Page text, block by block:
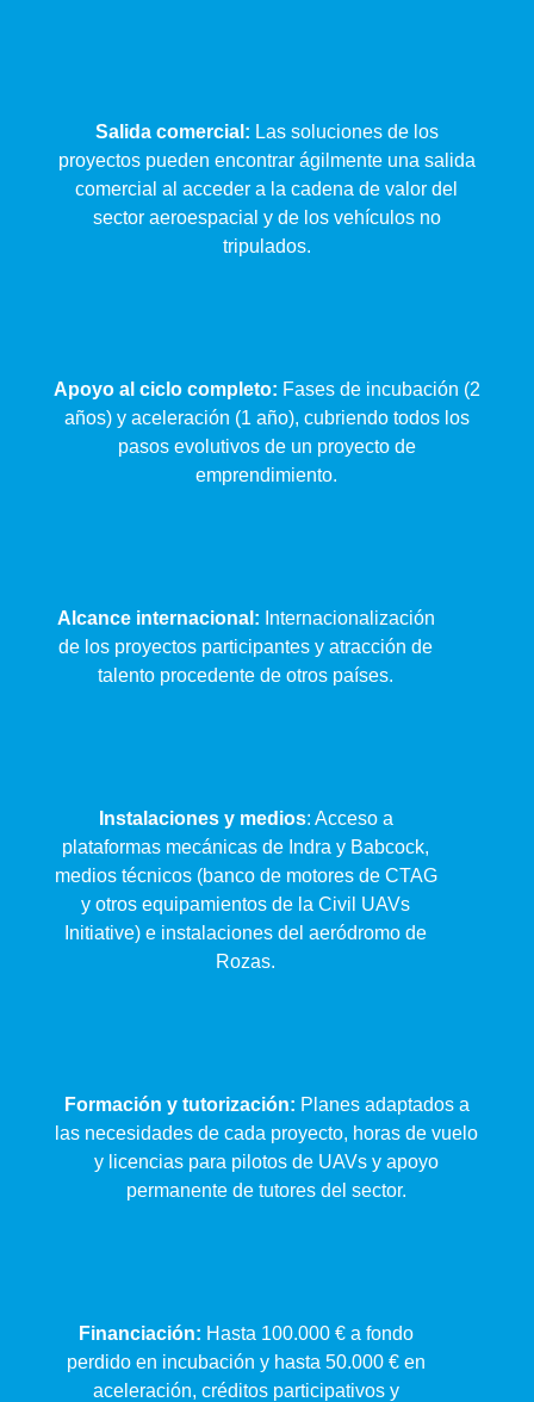
Salida comercial: Las soluciones de los
proyectos pueden encontrar ágilmente una salida
comercial al acceder a la cadena de valor del
sector aeroespacial y de los vehículos no
tripulados.
Apoyo al ciclo completo: Fases de incubación (2
años) y aceleración (1 año), cubriendo todos los
pasos evolutivos de un proyecto de
emprendimiento.
Alcance internacional: Internacionalización
de los proyectos participantes y atracción de
talento procedente de otros países.
Instalaciones y medios: Acceso a
plataformas mecánicas de Indra y Babcock,
medios técnicos (banco de motores de CTAG
y otros equipamientos de la Civil UAVs
Initiative) e instalaciones del aeródromo de
Rozas.
Formación y tutorización: Planes adaptados a
las necesidades de cada proyecto, horas de vuelo
y licencias para pilotos de UAVs y apoyo
permanente de tutores del sector.
Financiación: Hasta 100.000 € a fondo
perdido en incubación y hasta 50.000 € en
aceleración, créditos participativos y